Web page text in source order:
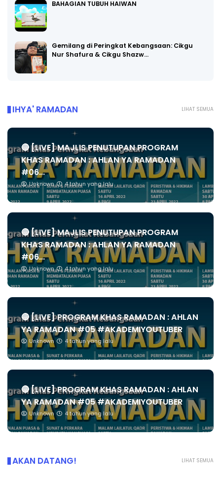
BAHAGIAN TUBUH HAIWAN
Gemilang di Peringkat Kebangsaan: Cikgu
Nur Shafura & Cikgu Shazw…
LIHAT SEMUA
IHYA' RAMADAN
🔴 [LIVE] MAJLIS PENUTUPAN PROGRAM
KHAS RAMADAN : AHLAN YA RAMADAN
#06...
Unknown 4 tahun yang lalu
🔴 [LIVE] MAJLIS PENUTUPAN PROGRAM
KHAS RAMADAN : AHLAN YA RAMADAN
#06...
Unknown 4 tahun yang lalu
🔴 [LIVE] PROGRAM KHAS RAMADAN : AHLAN
YA RAMADAN #05 #AKADEMIYOUTUBER
Unknown 4 tahun yang lalu
🔴 [LIVE] PROGRAM KHAS RAMADAN : AHLAN
YA RAMADAN #05 #AKADEMIYOUTUBER
Unknown 4 tahun yang lalu
LIHAT SEMUA
AKAN DATANG!